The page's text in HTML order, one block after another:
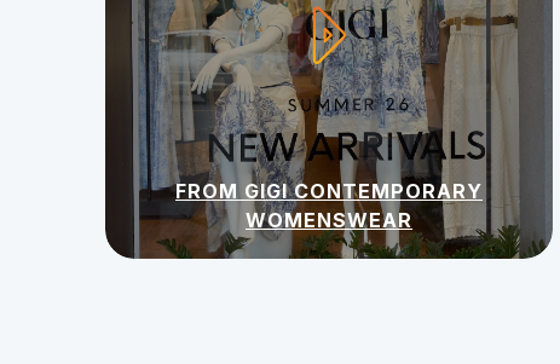
FROM GIGI CONTEMPORARY
WOMENSWEAR